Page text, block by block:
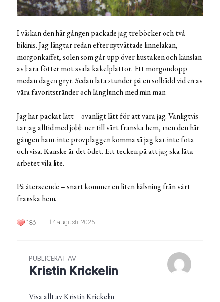
I väskan den här gången packade jag tre böcker och två
bikinis. Jag längtar redan efter nytvättade linnelakan,
morgonkaffet, solen som går upp över hustaken och känslan
av bara fötter mot svala kakelplattor. Ett morgondopp
medan dagen gryr. Sedan lata stunder på en solbädd vid en av
våra favoritstränder och långlunch med min man.
Jag har packat lätt – ovanligt lätt för att vara jag. Vanligtvis
tar jag alltid med jobb ner till vårt franska hem, men den här
gången hann inte provplaggen komma så jag kan inte fota
och visa. Kanske är det ödet. Ett tecken på att jag ska låta
arbetet vila lite.
På återseende – snart kommer en liten hälsning från vårt
franska hem.
186 14 augusti, 2025
PUBLICERAT AV
Kristin Krickelin
Visa allt av Kristin Krickelin